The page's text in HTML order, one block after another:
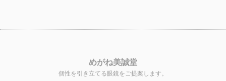
めがね美誠堂
個性を引き立てる眼鏡をご提案します。